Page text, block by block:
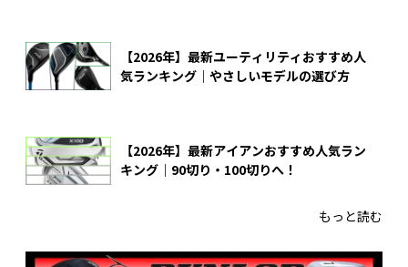
【2026年】最新ユーティリティおすすめ人
気ランキング｜やさしいモデルの選び方
【2026年】最新アイアンおすすめ人気ラン
キング｜90切り・100切りへ！
もっと読む